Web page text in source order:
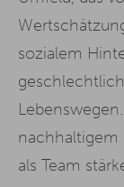
sozialem
nachhaltigem
als Team